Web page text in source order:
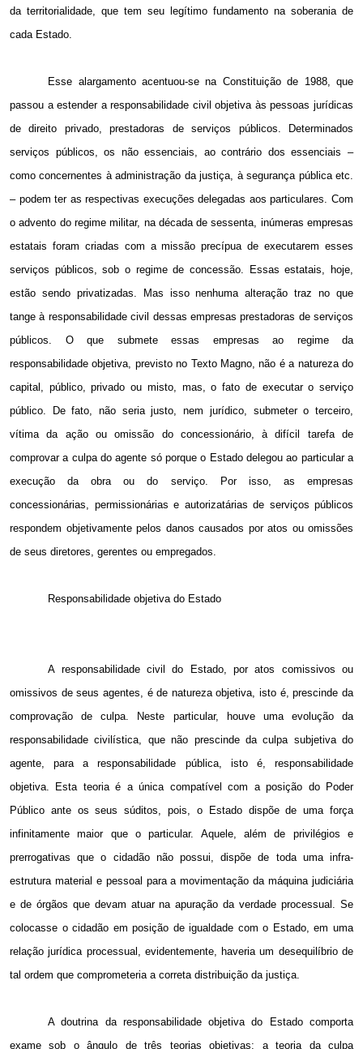
da territorialidade, que tem seu legítimo fundamento na soberania de
cada Estado.
Esse alargamento acentuou-se na Constituição de 1988, que
passou a estender a responsabilidade civil objetiva às pessoas jurídicas
de direito privado, prestadoras de serviços públicos. Determinados
serviços públicos, os não essenciais, ao contrário dos essenciais –
como concernentes à administração da justiça, à segurança pública etc.
– podem ter as respectivas execuções delegadas aos particulares. Com
o advento do regime militar, na década de sessenta, inúmeras empresas
estatais foram criadas com a missão precípua de executarem esses
serviços públicos, sob o regime de concessão. Essas estatais, hoje,
estão sendo privatizadas. Mas isso nenhuma alteração traz no que
tange à responsabilidade civil dessas empresas prestadoras de serviços
públicos. O que submete essas empresas ao regime da
responsabilidade objetiva, previsto no Texto Magno, não é a natureza do
capital, público, privado ou misto, mas, o fato de executar o serviço
público. De fato, não seria justo, nem jurídico, submeter o terceiro,
vítima da ação ou omissão do concessionário, à difícil tarefa de
comprovar a culpa do agente só porque o Estado delegou ao particular a
execução da obra ou do serviço. Por isso, as empresas
concessionárias, permissionárias e autorizatárias de serviços públicos
respondem objetivamente pelos danos causados por atos ou omissões
de seus diretores, gerentes ou empregados.
Responsabilidade objetiva do Estado
A responsabilidade civil do Estado, por atos comissivos ou
omissivos de seus agentes, é de natureza objetiva, isto é, prescinde da
comprovação de culpa. Neste particular, houve uma evolução da
responsabilidade civilística, que não prescinde da culpa subjetiva do
agente, para a responsabilidade pública, isto é, responsabilidade
objetiva. Esta teoria é a única compatível com a posição do Poder
Público ante os seus súditos, pois, o Estado dispõe de uma força
infinitamente maior que o particular. Aquele, além de privilégios e
prerrogativas que o cidadão não possui, dispõe de toda uma infra-
estrutura material e pessoal para a movimentação da máquina judiciária
e de órgãos que devam atuar na apuração da verdade processual. Se
colocasse o cidadão em posição de igualdade com o Estado, em uma
relação jurídica processual, evidentemente, haveria um desequilíbrio de
tal ordem que comprometeria a correta distribuição da justiça.
A doutrina da responsabilidade objetiva do Estado comporta
exame sob o ângulo de três teorias objetivas: a teoria da culpa